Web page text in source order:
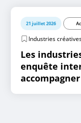
21 juillet 2026
Industries
Les
enquête